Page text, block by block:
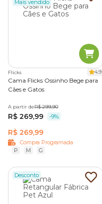
Mais vendido
Flicks 4.9
Cama Flicks Ossinho Bege para
Cães e Gatos
A partir deR$ 299,90
R$ 269,99 -9%
R$ 269,99
Compra Programada
P
M G
Desconto